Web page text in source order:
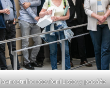
otevření Listovy pasáže